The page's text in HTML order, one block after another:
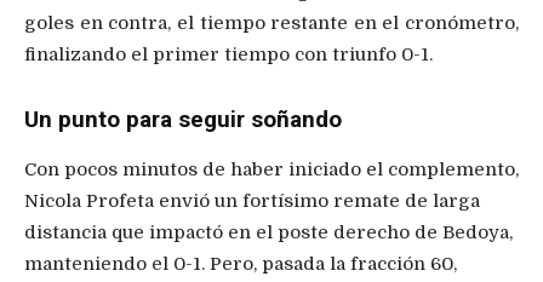
goles en contra, el tiempo restante en el cronómetro,
finalizando el primer tiempo con triunfo 0-1.
Un punto para seguir soñando
Con pocos minutos de haber iniciado el complemento,
Nicola Profeta envió un fortísimo remate de larga
distancia que impactó en el poste derecho de Bedoya,
manteniendo el 0-1. Pero, pasada la fracción 60,